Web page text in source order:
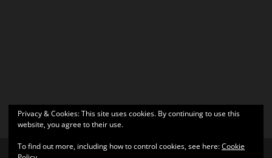
Privacy & Cookies: This site uses cookies. By continuing to use this
website, you agree to their use.
To find out more, including how to control cookies, see here:Cookie